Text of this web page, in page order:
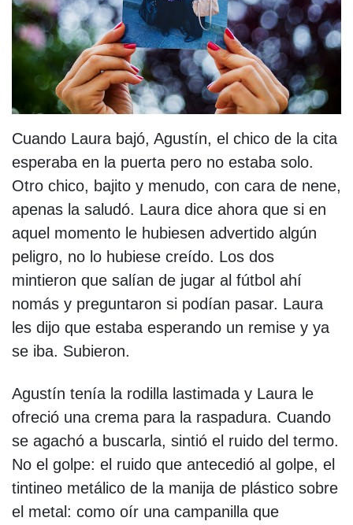
Cuando Laura bajó, Agustín, el chico de la cita
esperaba en la puerta pero no estaba solo.
Otro chico, bajito y menudo, con cara de nene,
apenas la saludó. Laura dice ahora que si en
aquel momento le hubiesen advertido algún
peligro, no lo hubiese creído. Los dos
mintieron que salían de jugar al fútbol ahí
nomás y preguntaron si podían pasar. Laura
les dijo que estaba esperando un remise y ya
se iba. Subieron.
Agustín tenía la rodilla lastimada y Laura le
ofreció una crema para la raspadura. Cuando
se agachó a buscarla, sintió el ruido del termo.
No el golpe: el ruido que antecedió al golpe, el
tintineo metálico de la manija de plástico sobre
el metal: como oír una campanilla que